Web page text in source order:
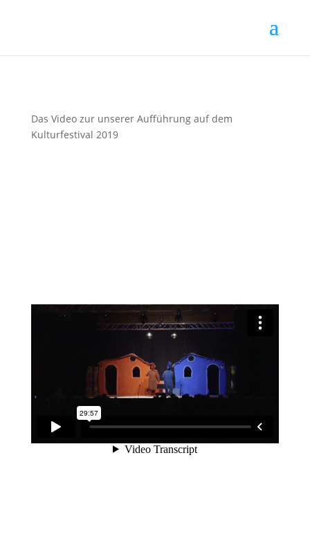
Das Video zur unserer Aufführung auf dem
Kulturfestival 2019